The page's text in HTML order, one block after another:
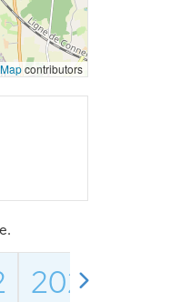
contributors
2023